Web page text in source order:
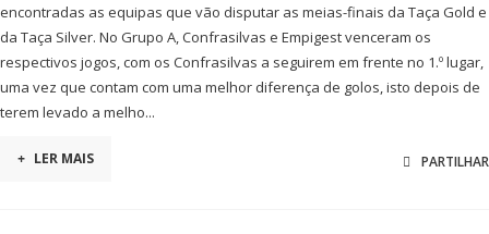
encontradas as equipas que vão disputar as meias-finais da Taça Gold e
da Taça Silver. No Grupo A, Confrasilvas e Empigest venceram os
respectivos jogos, com os Confrasilvas a seguirem em frente no 1.º lugar,
uma vez que contam com uma melhor diferença de golos, isto depois de
terem levado a melho...
+ LER MAIS PARTILHAR